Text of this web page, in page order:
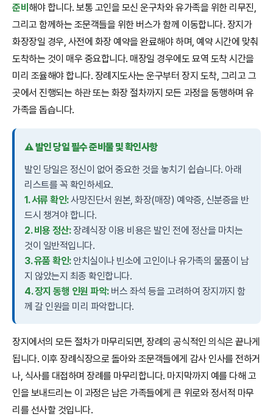
준비 해야 합니다. 보통 고인을 모신 운구차와 유가족을 위한 리무진,
그리고 함께하는 조문객들을 위한 버스가 함께 이동합니다. 장지가
화장장일 경우, 사전에 화장 예약을 완료해야 하며, 예약 시간에 맞춰
도착하는 것이 매우 중요합니다. 매장일 경우에도 묘역 도착 시간을
미리 조율해야 합니다. 장례지도사는 운구부터 장지 도착, 그리고 그
곳에서 진행되는 하관 또는 화장 절차까지 모든 과정을 동행하며 유
가족을 돕습니다.
⚠️ 발인 당일 필수 준비물 및 확인사항
발인 당일은 정신이 없어 중요한 것을 놓치기 쉽습니다. 아래
리스트를 꼭 확인하세요.
1. 서류 확인:사망진단서 원본, 화장(매장) 예약증, 신분증을 반
드시 챙겨야 합니다.
2. 비용 정산:장례식장 이용 비용은 발인 전에 정산을 마치는
것이 일반적입니다.
3. 유품 확인:안치실이나 빈소에 고인이나 유가족의 물품이 남
지 않았는지 최종 확인합니다.
4. 장지 동행 인원 파악:버스 좌석 등을 고려하여 장지까지 함
께 갈 인원을 미리 파악합니다.
장지에서의 모든 절차가 마무리되면, 장례의 공식적인 의식은 끝나게
됩니다. 이후 장례식장으로 돌아와 조문객들에게 감사 인사를 전하거
나, 식사를 대접하며 장례를 마무리합니다. 마지막까지 예를 다해 고
인을 보내드리는 이 과정은 남은 가족들에게 큰 위로와 정서적 마무
리를 선사할 것입니다.